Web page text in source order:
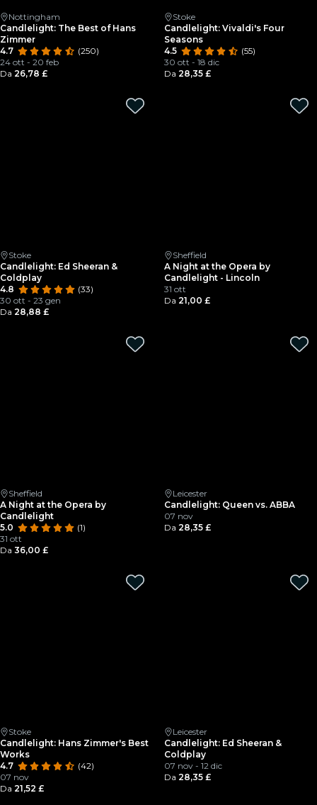
Nottingham
Candlelight: The Best of Hans
Zimmer
4.7
(250)
24 ott - 20 feb
Da 26,78 £
Stoke
Candlelight: Vivaldi's Four
Seasons
4.5
(55)
30 ott - 18 dic
Da 28,35 £
Stoke
Candlelight: Ed Sheeran &
Coldplay
4.8
(33)
30 ott - 23 gen
Da 28,88 £
Sheffield
A Night at the Opera by
Candlelight - Lincoln
31 ott
Da 21,00 £
Sheffield
A Night at the Opera by
Candlelight
5.0
(1)
31 ott
Da 36,00 £
Leicester
Candlelight: Queen vs. ABBA
07 nov
Da 28,35 £
Stoke
Candlelight: Hans Zimmer's Best
Works
4.7
(42)
07 nov
Da 21,52 £
Leicester
Candlelight: Ed Sheeran &
Coldplay
07 nov - 12 dic
Da 28,35 £